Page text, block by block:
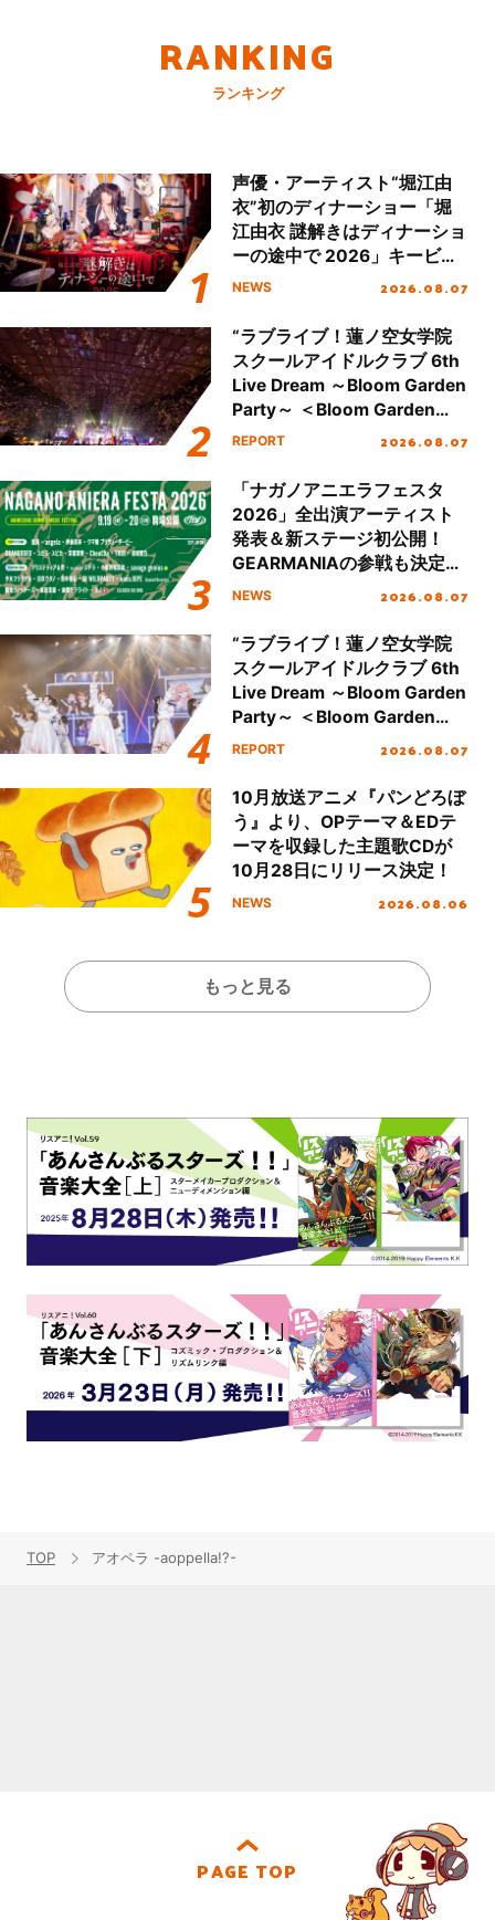
RANKING
ランキング
声優・アーティスト“堀江由
衣”初のディナーショー「堀
江由衣 謎解きはディナーショ
ーの途中で 2026」キービジ
ュアル＆グッズラインナップ
NEWS 2026.08.07
“ラブライブ！蓮ノ空女学院
スクールアイドルクラブ 6th
Live Dream ～Bloom Garden
Party～ ＜Bloom Garden
Party Stage／埼玉公演＞”
REPORT 2026.08.07
「ナガノアニエラフェスタ
2026」全出演アーティスト
発表＆新ステージ初公開！
GEARMANIAの参戦も決定
し、初となる第3ステージの
NEWS 2026.08.07
“ラブライブ！蓮ノ空女学院
スクールアイドルクラブ 6th
Live Dream ～Bloom Garden
Party～ ＜Bloom Garden
Party Stage／埼玉公演＞”
REPORT 2026.08.07
10月放送アニメ『パンどろぼ
う』より、OPテーマ＆EDテ
ーマを収録した主題歌CDが
10月28日にリリース決定！
NEWS 2026.08.06
もっと見る
TOP アオペラ -aoppella!?-
PAGE TOP